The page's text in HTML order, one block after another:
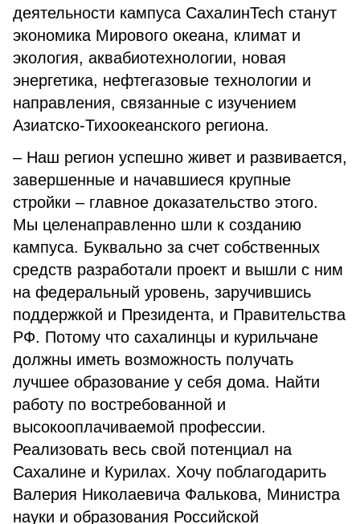
деятельности кампуса СахалинTech станут
экономика Мирового океана, климат и
экология, аквабиотехнологии, новая
энергетика, нефтегазовые технологии и
направления, связанные с изучением
Азиатско-Тихоокеанского региона.
– Наш регион успешно живет и развивается,
завершенные и начавшиеся крупные
стройки – главное доказательство этого.
Мы целенаправленно шли к созданию
кампуса. Буквально за счет собственных
средств разработали проект и вышли с ним
на федеральный уровень, заручившись
поддержкой и Президента, и Правительства
РФ. Потому что сахалинцы и курильчане
должны иметь возможность получать
лучшее образование у себя дома. Найти
работу по востребованной и
высокооплачиваемой профессии.
Реализовать весь свой потенциал на
Сахалине и Курилах. Хочу поблагодарить
Валерия Николаевича Фалькова, Министра
науки и образования Российской